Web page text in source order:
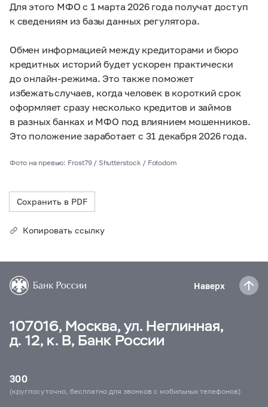
Для этого МФО с 1 марта 2026 года получат доступ
к сведениям из базы данных регулятора.
Обмен информацией между кредиторами и бюро
кредитных историй будет ускорен практически
до онлайн-режима. Это также поможет
избежать случаев, когда человек в короткий срок
оформляет сразу несколько кредитов и займов
в разных банках и МФО под влиянием мошенников.
Это положение заработает с 31 декабря 2026 года.
Фото на превью: Frost79 / Shutterstock / Fotodom
Сохранить в PDF
Копировать ссылку
Наверх
107016, Москва, ул. Неглинная,
д. 12, к. В, Банк России
300
(круглосуточно, бесплатно для звонков с мобильных телефонов)